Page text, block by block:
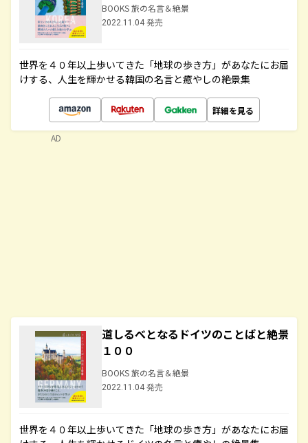
BOOKS 旅の名言＆絶景
2022.11.04 発売
世界を４０年以上歩いてきた「地球の歩き方」があなたにお届
けする、人生を輝かせる韓国の名言と癒やしの絶景集
詳細を見る
道しるべとなるドイツのことばと絶景
１００
BOOKS 旅の名言＆絶景
2022.11.04 発売
世界を４０年以上歩いてきた「地球の歩き方」があなたにお届
AD